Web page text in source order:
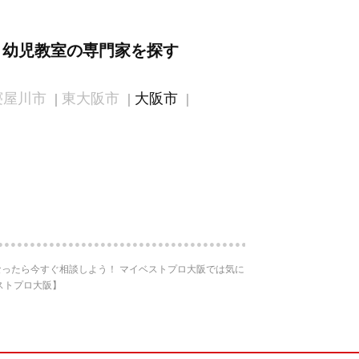
児教室の専門家を探す
屋川市 東大阪市
大阪市
たら今すぐ相談しよう！ マイベストプロ大阪では気に
プロ大阪】